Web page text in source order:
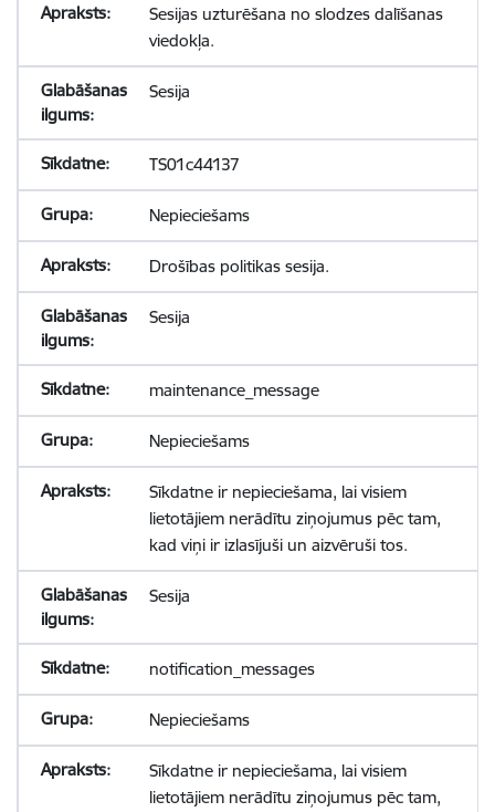
Sesijas uzturēšana no slodzes dalīšanas
viedokļa.
Sesija
TS01c44137
Nepieciešams
Drošības politikas sesija.
Sesija
maintenance_message
Nepieciešams
Sīkdatne ir nepieciešama, lai visiem
lietotājiem nerādītu ziņojumus pēc tam,
kad viņi ir izlasījuši un aizvēruši tos.
Sesija
notification_messages
Nepieciešams
Sīkdatne ir nepieciešama, lai visiem
lietotājiem nerādītu ziņojumus pēc tam,